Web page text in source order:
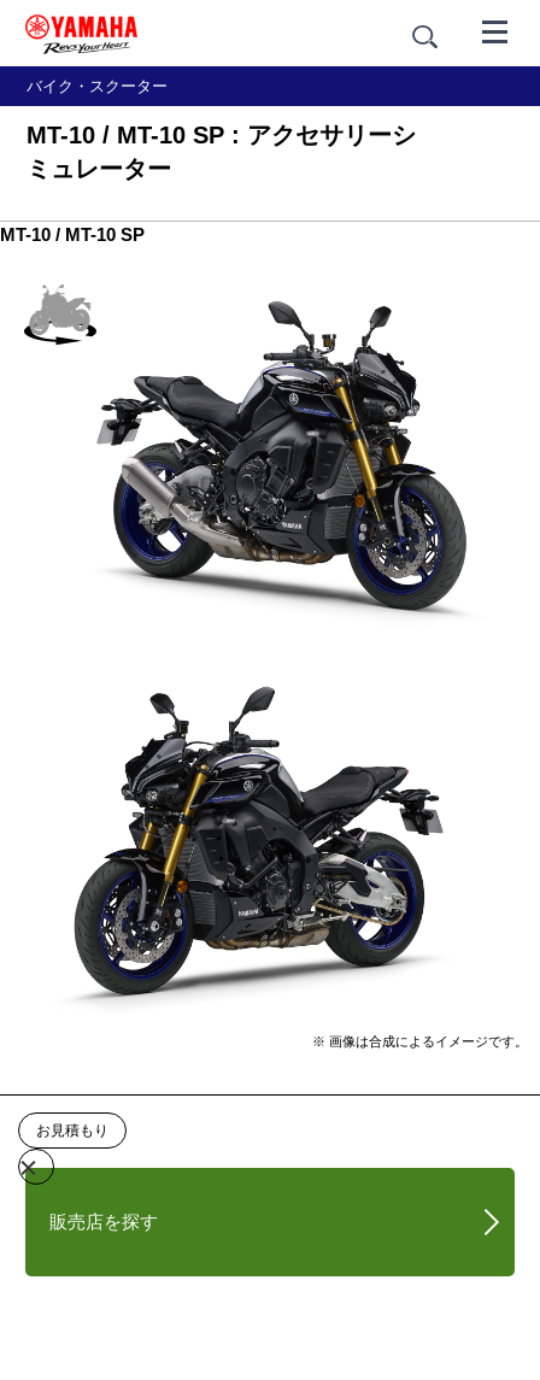
バイク・スクーター
MT-10 / MT-10 SP : アクセサリーシ
ミュレーター
MT-10 / MT-10 SP
※ 画像は合成によるイメージです。
お見積もり
販売店を探す